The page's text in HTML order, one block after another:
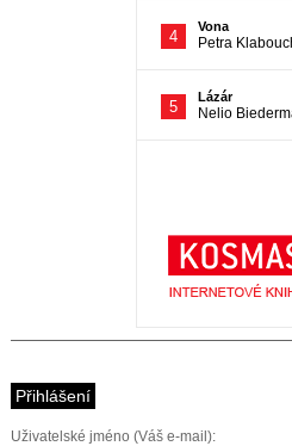
Přihlášení
Uživatelské jméno (Váš e-mail):